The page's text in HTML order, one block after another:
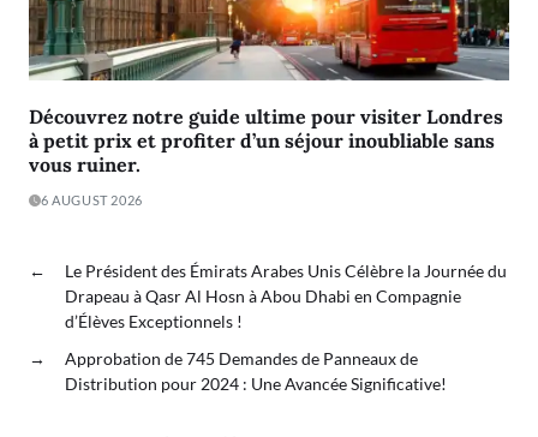
Découvrez notre guide ultime pour visiter Londres
à petit prix et profiter d’un séjour inoubliable sans
vous ruiner.
6 AUGUST 2026
←
Le Président des Émirats Arabes Unis Célèbre la Journée du
Drapeau à Qasr Al Hosn à Abou Dhabi en Compagnie
d’Élèves Exceptionnels !
→
Approbation de 745 Demandes de Panneaux de
Distribution pour 2024 : Une Avancée Significative!